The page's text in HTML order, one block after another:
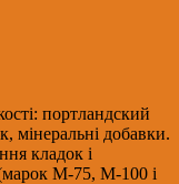
портландский
мінеральні добавки.
кладок і
(марок М-75, М-100 і